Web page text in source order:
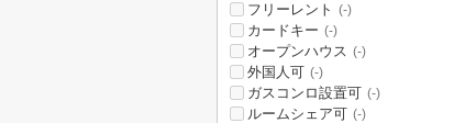
フリーレント (-)
カードキー (-)
オープンハウス (-)
外国人可 (-)
ガスコンロ設置可 (-)
ルームシェア可 (-)